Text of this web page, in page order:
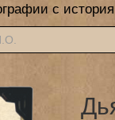
с